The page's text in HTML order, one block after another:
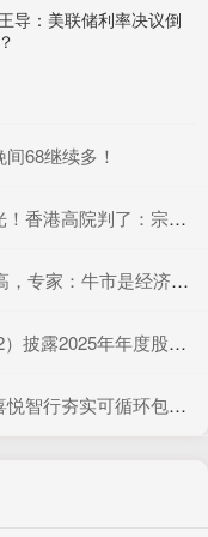
导：美联储利率决议倒
68继续多！
馥莉暂不得挪动汇丰账户资产
牛市是经济增长重要引擎
议公告，5月22日股价上涨3.33%
实可循环包装行业优势